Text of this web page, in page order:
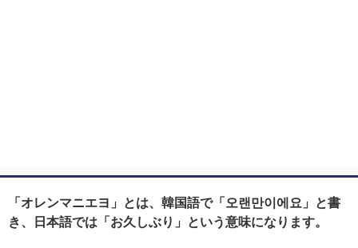
「オレンマニエヨ」とは、韓国語で「오랜만이에요」と書
き、日本語では「お久しぶり」という意味になります。